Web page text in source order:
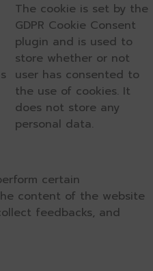
The cookie is set by the
GDPR Cookie Consent
plugin and is used to
store whether or not
user has consented to
the use of cookies. It
does not store any
personal data.
certain
content of the website
feedbacks, and